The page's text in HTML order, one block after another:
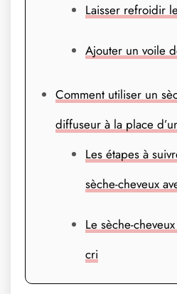
Laisser refroidir
Ajouter un voile
Comment utiliser un
diffuseur à la place
Les étapes à
sèche-cheveux
Le sèche-
cri